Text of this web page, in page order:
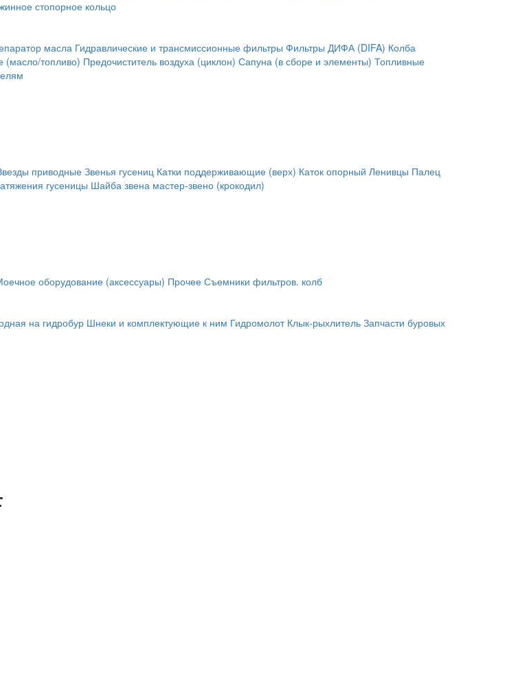
стопорное кольцо
масла Гидравлические и трансмиссионные фильтры Фильтры ДИФА (DIFA) Колба
(масло/топливо) Предочиститель воздуха (циклон) Сапуна (в сборе и элементы) Топливные
приводные Звенья гусениц Катки поддерживающие (верх) Каток опорный Ленивцы Палец
гусеницы Шайба звена мастер-звено (крокодил)
оборудование (аксессуары) Прочее Съемники фильтров. колб
на гидробур Шнеки и комплектующие к ним Гидромолот Клык-рыхлитель Запчасти буровых